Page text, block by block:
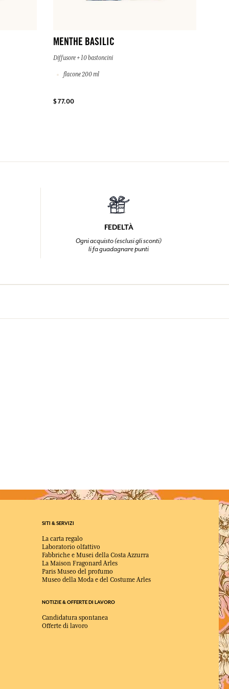
MENTHE BASILIC
Diffusore + 10 bastoncini
flacone 200 ml
$ 77.00
FEDELTÀ
Ogni acquisto (esclusi gli sconti)
li fa guadagnare punti
SITI & SERVIZI
La carta regalo
Laboratorio olfattivo
Fabbriche e Musei della Costa Azzurra
La Maison Fragonard Arles
Paris Museo del profumo
Museo della Moda e del Costume Arles
NOTIZIE & OFFERTE DI LAVORO
Candidatura spontanea
Offerte di lavoro